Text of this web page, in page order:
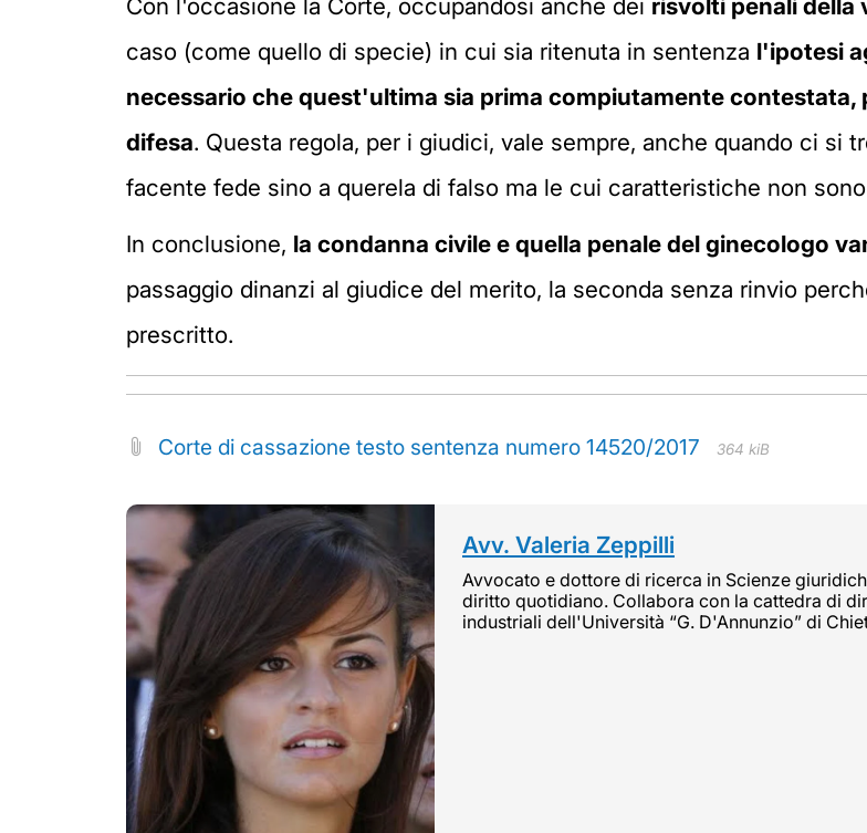
Con l'occasione la Corte, occupandosi anche dei risvolti penali della
caso (come quello di specie) in cui sia ritenuta in sentenza l'ipotesi
necessario che quest'ultima sia prima compiutamente
difesa. Questa regola, per i giudici, vale sempre, anche quando ci si
facente fede sino a querela di falso ma le cui caratteristiche non
In conclusione, la condanna civile e quella penale del ginecologo
passaggio dinanzi al giudice del merito, la seconda senza rinvio
prescritto.
Corte di cassazione testo sentenza numero 14520/2017 364 kiB
Avv. Valeria Zeppilli
Avvocato e dottore di ricerca in Scienze
diritto quotidiano. Collabora con la cattedra di
industriali dell'Università “G. D'Annunzio” di